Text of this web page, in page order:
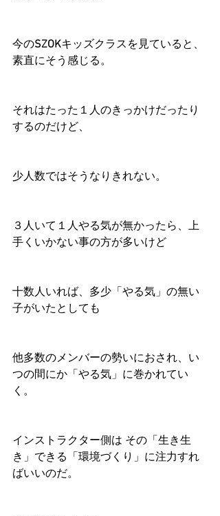
今のSZOKキッズクラスを見ていると、
素直にそう感じる。
それはたった１人のきっかけだったり
するのだけど、
少人数ではそうなりきれない。
３人いて１人やる気が無かったら、上
手くいかない事の方が多いけど
十数人いれば、多少「やる気」の無い
子がいたとしても
他多数のメンバーの勢いにおされ、い
つの間にか「やる気」に巻かれてい
く。
インストラクター側は その「生き生
き」できる「環境づくり」に注力すれ
ばいいのだ。